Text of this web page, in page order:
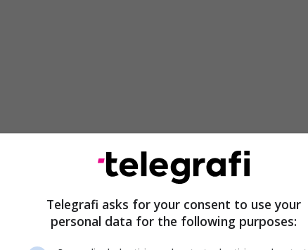
Telegrafi asks for your consent to use your
personal data for the following purposes: